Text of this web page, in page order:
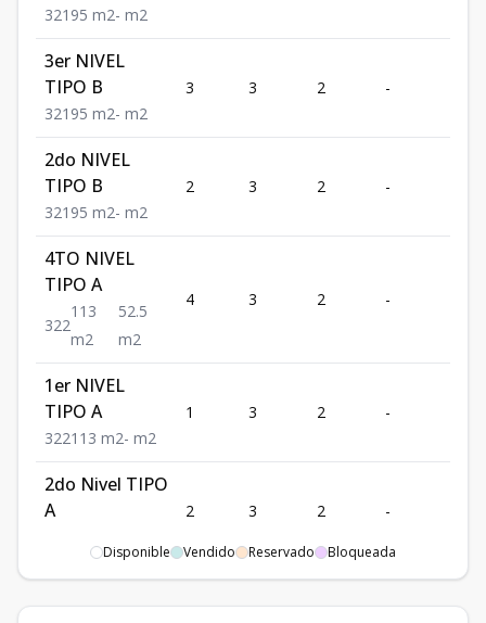
321 95 m2- m2
3er NIVEL
TIPO B
321 95 m2- m2
3 3 2 -
2do NIVEL
TIPO B
321 95 m2- m2
2 3 2 -
4TO NIVEL
TIPO A
322
113
m2
52.5
m2
4 3 2 -
1er NIVEL
TIPO A
322113 m2- m2
1 3 2 -
2do Nivel TIPO
A
2 3 2 -
3er Nivel TIPO
A
3 3 2 - 2
Disponible Vendido Reservado Bloqueada